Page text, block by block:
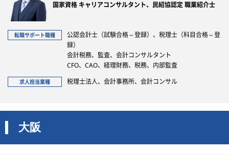
国家資格 キャリアコンサルタント、民紹協認定 職業紹介士
転職サポート職種
公認会計士（試験合格～登録）、税理士（科目合格～登
録）
会計税務、監査、会計コンサルタント
CFO、CAO、経理財務、税務、内部監査
求人担当業種 税理士法人、会計事務所、会計コンサル
大阪